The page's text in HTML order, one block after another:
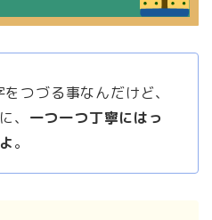
つづる事なんだけど、
、 一つ一つ丁寧にはっ
。